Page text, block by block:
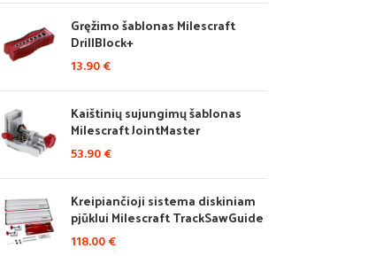
Gręžimo šablonas Milescraft
DrillBlock+
13.90€
Kaištinių sujungimų šablonas
Milescraft JointMaster
53.90€
Kreipiančioji sistema diskiniam
pjūklui Milescraft TrackSawGuide
118.00€